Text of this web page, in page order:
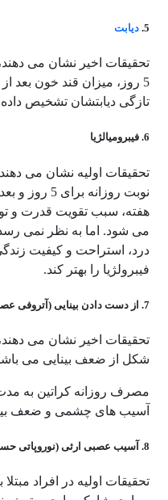
5. دیابت
تحقیقات اخیر نشان می
5 روز، میزان قند خون بعد
تازگی دیابتشان تشخیص
6. فیبرومیالژیا
هفته، سبب تقویت قدرت و
می شود. اما به نظر نمی رسد،
درد، استراحت و کیفیت زندگی
فیبرولژیا را بهتر کند.
7. از دست دادن بینایی (آتروفی عصب بینایی مشیمیه یا شبکیه)
تحقیقات اخیر نشان می
شکل از ضعف بینایی می
مصرف روزانه کراتین به
آسیب های چشمی و ضعف
8. آسیب عصبی ارثی (نوروپاتی حسی حرکتی ارثی)
تحقیقات اولیه در افراد